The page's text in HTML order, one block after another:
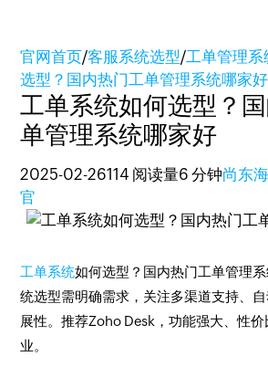
官网首页/客服系统选型/工单管理系
选型？国内热门工单管理系统哪家好
工单系统如何选型？
单管理系统哪家好
2025-02-26114 阅读量6 分钟尚东
官
工单系统如何选型？国内热门工单管理
统选型需明确需求，关注多渠道支持、
展性。推荐Zoho Desk，功能强大、性
业。